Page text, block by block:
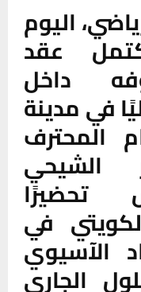
اليوم
عقد
داخل
في مدينة
المحترف
الشيحي
تحضيرًا
في
الآسيوي
في 18 أيلول الجاري